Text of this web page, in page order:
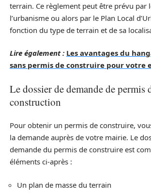
terrain. Ce règlement peut être prévu par
l’urbanisme ou alors par le Plan Local
fonction du type de terrain et de sa
Lire également : Les avantages du
sans permis de construire pour votre
Le dossier de demande de permis
construction
Pour obtenir un permis de construire,
la demande auprès de votre mairie. Le
demande du permis de construire est
éléments ci-après :
Un plan de masse du terrain